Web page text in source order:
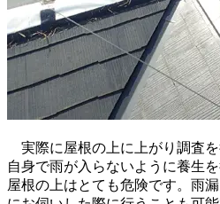
実際に屋根の上に上がり調査
自身で雨が入らないように養生
屋根の上はとても危険です。雨